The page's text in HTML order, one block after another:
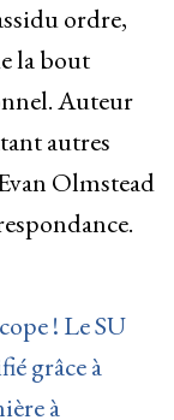
ordre,
la bout
Auteur
autres
Olmstead
! Le SU
grâce à
à